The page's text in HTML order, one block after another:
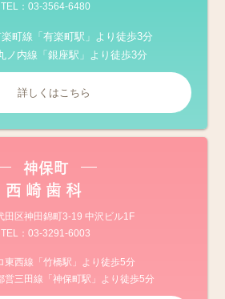
TEL： 03-3564-6480
町線「有楽町駅」より徒歩3分
ノ内線「銀座駅」より徒歩3分
詳しくはこちら
神保町
西崎歯科
田区神田錦町3-19 中沢ビル1F
TEL： 03-3291-6003
東西線「竹橋駅」より徒歩5分
営三田線「神保町駅」より徒歩5分